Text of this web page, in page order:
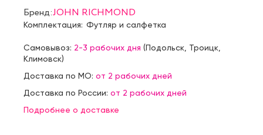
Бренд:JOHN RICHMOND
Комплектация: Футляр и салфетка
Самовывоз: 2-3 рабочих дня (Подольск Троицк
Климовск)
Доставка по МО: от 2 рабочих дней
Доставка по России: от 2 рабочих дней
Подробнее о доставке